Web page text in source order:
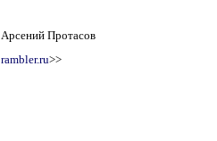
Арсений Протасов
rambler.ru>>